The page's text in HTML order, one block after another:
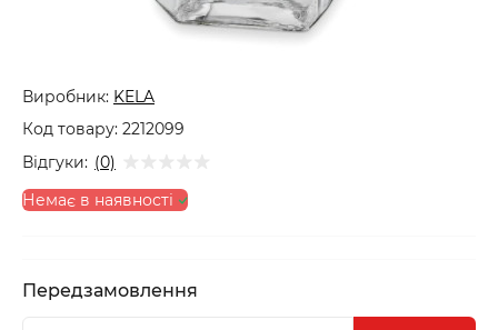
Виробник: KELA
Код товару: 2212099
Відгуки: (0)
Немає в наявності
Передзамовлення